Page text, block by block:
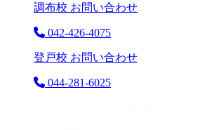
調布校 お問い合わせ
042-426-4075
登戸校 お問い合わせ
044-281-6025